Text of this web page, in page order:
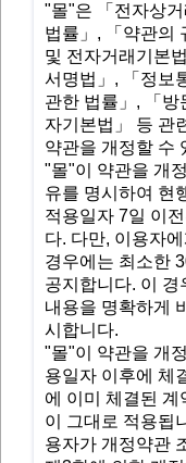
"몰"은 「전자상
법률」, 「약관의
및 전자거래기본
서명법」, 「정보
관한 법률」, 「방
자기본법」 등 관
약관을 개정할 수
"몰"이 약관을 개
유를 명시하여 현
적용일자 7일 이
다. 다만, 이용자
경우에는 최소한
공지합니다. 이 경
내용을 명확하게
시합니다.
"몰"이 약관을 개
용일자 이후에 체
에 이미 체결된
이 그대로 적용됩
용자가 개정약관